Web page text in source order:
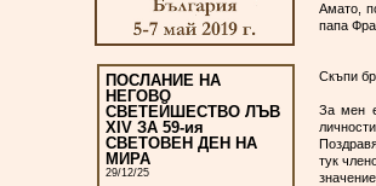
ПОСЛАНИЕ НА
НЕГОВО
СВЕТЕЙШЕСТВО ЛЪВ
XIV ЗА 59-ия
СВЕТОВЕН ДЕН НА
МИРА
29/12/25
Амато,
папа
Скъпи
За мен е
тук